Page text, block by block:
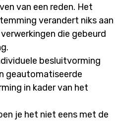
van een reden. Het
verandert niks aan
die gebeurd
besluitvorming
geautomatiseerde
in kader van het
je het niet eens met de